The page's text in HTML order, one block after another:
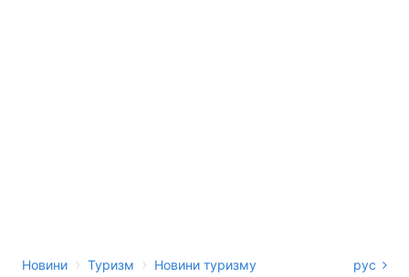
Новини › Туризм › Новини туризму рус